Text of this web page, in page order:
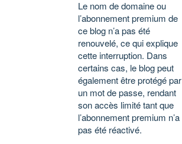
Le nom de domaine ou
l’abonnement premium de
ce blog n’a pas été
renouvelé, ce qui explique
cette interruption. Dans
certains cas, le blog peut
également être protégé par
un mot de passe, rendant
son accès limité tant que
l’abonnement premium n’a
pas été réactivé.